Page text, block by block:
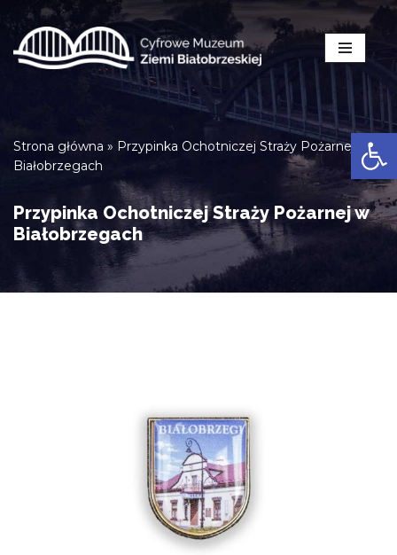
Przejdź
do
Strona główna » Przypinka Ochotniczej Straży Pożarnej w
Białobrzegach
Przypinka Ochotniczej Straży Pożarnej w
Białobrzegach